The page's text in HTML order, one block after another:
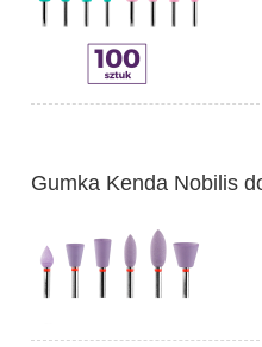
Gumka Kenda Nobilis